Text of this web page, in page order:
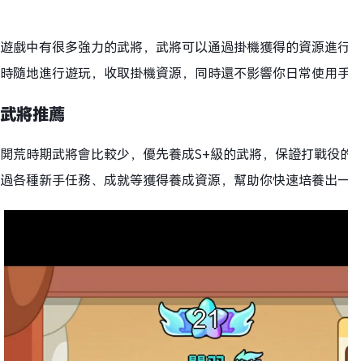
遊戲中有很多強力的武將，武將可以通過掛機獲得的資源進
時隨地進行遊玩，收取掛機資源，同時還不影響你日常使用
武將推薦
開荒時期武將會比較少，優先養成S+級的武將，保證打戰
過各種新手任務、成就等獲得養成資源，幫助你快速培養出一